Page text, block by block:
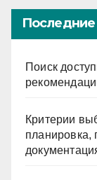
Поиск
Критерии
планировка,